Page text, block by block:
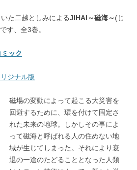
た二越としみによるJIHAI～磁海～(じ
す、全3巻。
ック
ジナル版
磁場の変動によって起こる大災害を
回避するために、環を付けて固定さ
れた未来の地球。しかしその事によ
って磁海と呼ばれる人の住めない地
域が生じてしまった。それにより衰
退の一途のたどることとなった人類